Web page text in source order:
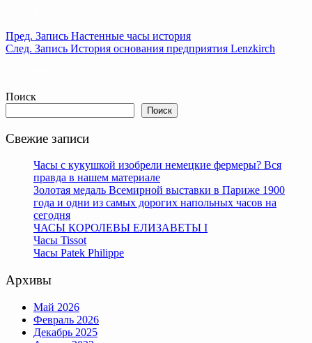
Пред. Запись Настенные часы история
След. Запись История основания предприятия Lenzkirch
Поиск
Поиск
Свежие записи
Часы с кукушкой изобрели немецкие фермеры? Вся
правда в нашем материале
Золотая медаль Всемирной выставки в Париже 1900
года и одни из самых дорогих напольных часов на
сегодня
ЧАСЫ КОРОЛЕВЫ ЕЛИЗАВЕТЫ I
Часы Tissot
Часы Patek Philippe
Архивы
Май 2026
Февраль 2026
Декабрь 2025